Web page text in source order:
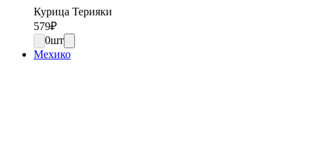
Курица Терияки
579₽
0шт
Мехико